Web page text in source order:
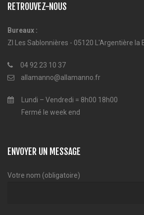
RETROUVEZ-NOUS
Bureaux :
ZI Les Sablonnières - 05120 L'Argentière la
04 92 23 10 37
allamanno@allamanno.fr
Lundi – Vendredi = 8h00 18h00
Fermé le week end
ENVOYER UN MESSAGE
Votre nom (obligatoire)